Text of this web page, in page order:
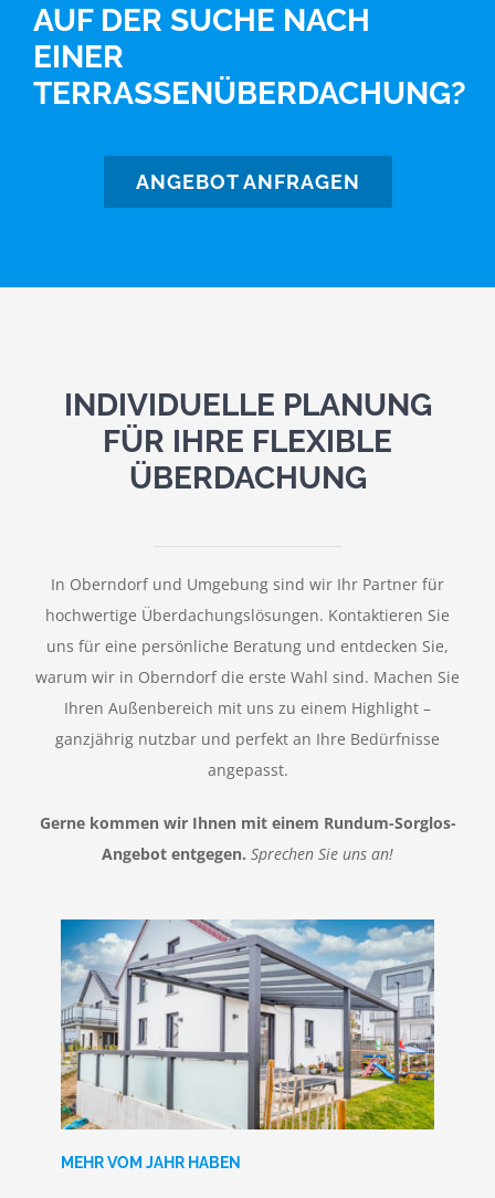
AUF DER SUCHE NACH
EINER
TERRASSENÜBERDACHUNG?
ANGEBOT ANFRAGEN
INDIVIDUELLE PLANUNG
FÜR IHRE FLEXIBLE
ÜBERDACHUNG
In Oberndorf und Umgebung sind wir Ihr Partner für
hochwertige Überdachungslösungen. Kontaktieren Sie
uns für eine persönliche Beratung und entdecken Sie,
warum wir in Oberndorf die erste Wahl sind. Machen Sie
Ihren Außenbereich mit uns zu einem Highlight –
ganzjährig nutzbar und perfekt an Ihre Bedürfnisse
angepasst.
Gerne kommen wir Ihnen mit einem Rundum-Sorglos-
Angebot entgegen. Sprechen Sie uns an!
MEHR VOM JAHR HABEN